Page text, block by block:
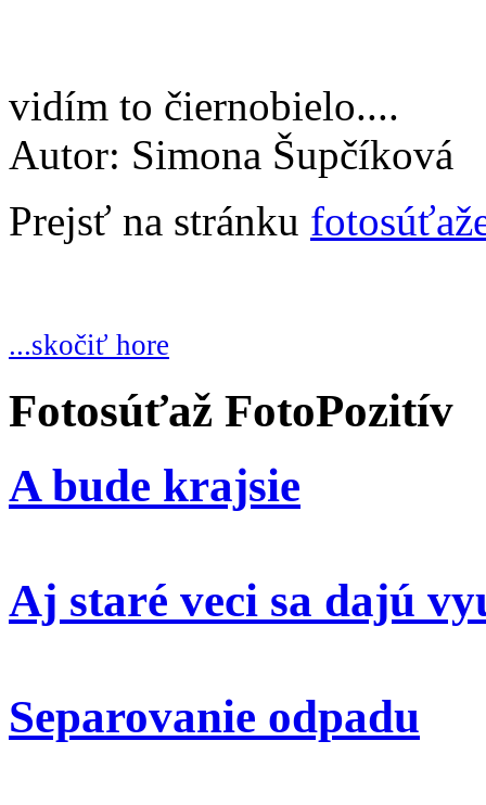
vidím to čiernobielo....
Autor: Simona Šupčíková
Prejsť na stránku
...skočiť hore
Fotosúťaž FotoPozitív
A bude krajsie
Aj staré veci sa dajú
Separovanie odpadu